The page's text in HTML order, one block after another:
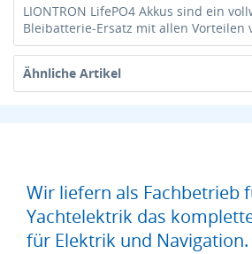
LIONTRON LifePO4 Akkus sind ein
Bleibatterie-Ersatz mit allen Vorteilen
Ähnliche Artikel
Wir liefern als Fachbetrieb
Yachtelektrik das
für Elektrik und Navigation.